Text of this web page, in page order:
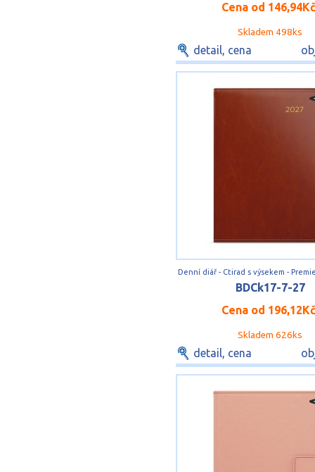
Cena od 146,94Kč
Skladem 498ks
detail, cena
BDCk17-7-27
Cena od 196,12Kč
Skladem 626ks
detail, cena